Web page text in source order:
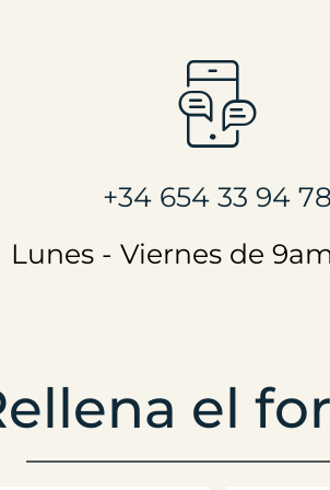
+34 654 33 94 78
Lunes - Viernes de
el